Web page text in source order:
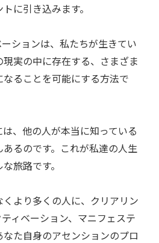
に引き込みます。
ションは、私たちが生きてい
実の中に存在する、さまざま
ることを可能にする方法で
、他の人が本当に知っている
るのです。これが私達の人生
旅路です。
より多くの人に、クリアリン
ィベーション、マニフェステ
た自身のアセンションのプロ